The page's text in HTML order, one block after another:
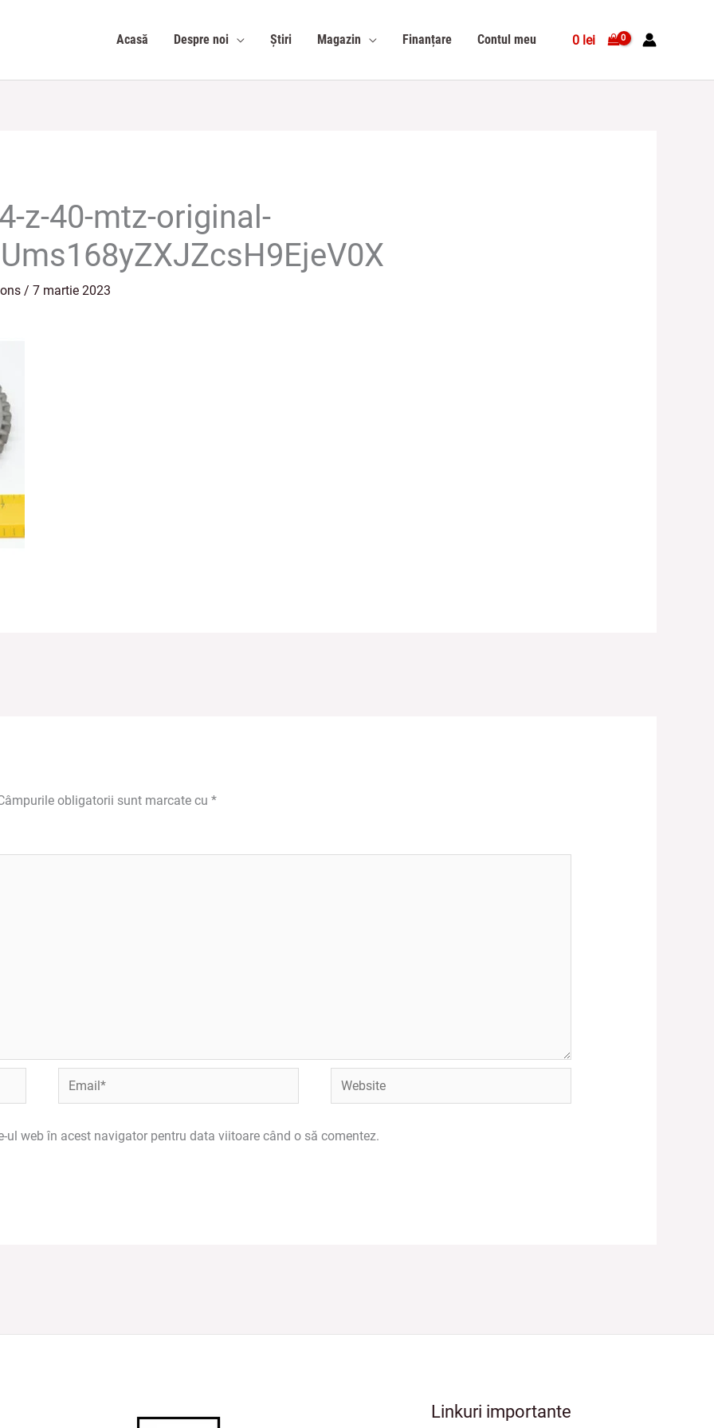
Acasă Despre noi Știri Magazin Finanțare Contul meu 0 lei
z-40-mtz-original-
/ 7 martie 2023
obligatorii sunt marcate cu *
Email* Website
ul web în acest navigator pentru data viitoare când o să comentez.
Linkuri importante